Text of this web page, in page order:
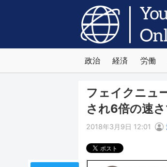
政治 経済 労働
フェイクニュ
され6倍の速
2018年3月9日 12:01